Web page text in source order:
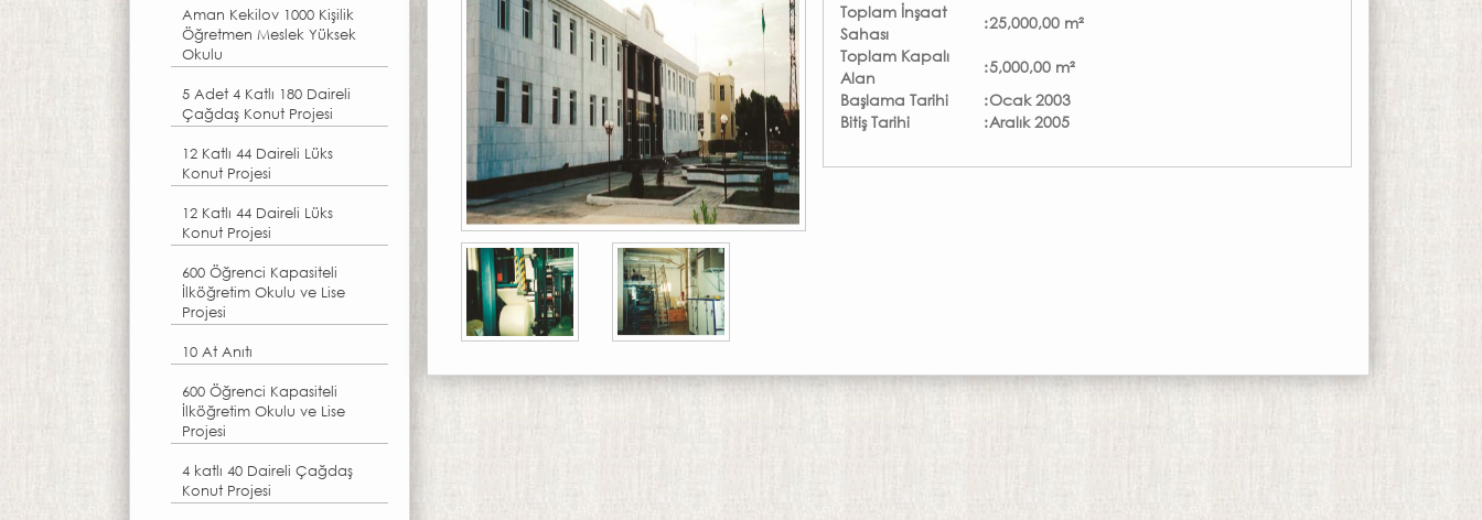
Aman Kekilov 1000 Kişilik
Öğretmen Meslek Yüksek
Okulu
5 Adet 4 Katlı 180 Daireli
Çağdaş Konut Projesi
12 Katlı 44 Daireli Lüks
Konut Projesi
12 Katlı 44 Daireli Lüks
Konut Projesi
600 Öğrenci Kapasiteli
İlköğretim Okulu ve Lise
Projesi
10 At Anıtı
600 Öğrenci Kapasiteli
İlköğretim Okulu ve Lise
Projesi
4 katlı 40 Daireli Çağdaş
Konut Projesi
Toplam İnşaat
Sahası
:25,000,00 m²
Toplam Kapalı
Alan
:5,000,00 m²
Başlama Tarihi
:Ocak 2003
Bitiş Tarihi
:Aralık 2005